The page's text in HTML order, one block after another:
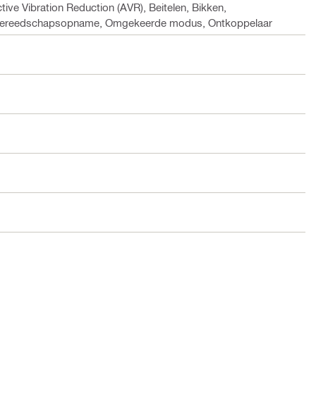
Vibration Reduction (AVR), Beitelen, Bikken,
Omgekeerde modus, Ontkoppelaar